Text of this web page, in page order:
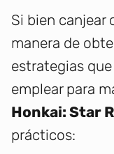
Si bien canjear
manera de
estrategias
emplear para
Honkai: Star
prácticos: